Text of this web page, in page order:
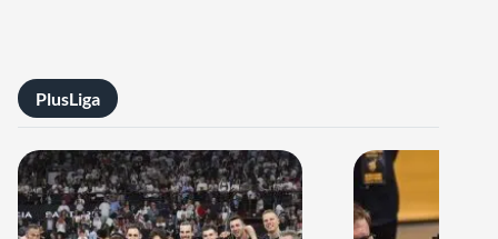
PlusLiga